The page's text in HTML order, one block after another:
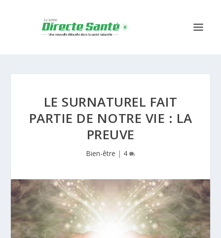
LE SURNATUREL FAIT
PARTIE DE NOTRE VIE : LA
PREUVE
Bien-être | 4